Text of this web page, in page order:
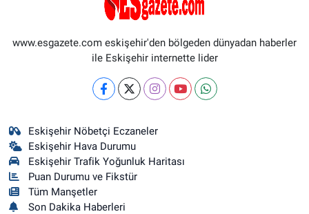
www.esgazete.com eskişehir'den bölgeden dünyadan haberler
ile Eskişehir internette lider
Eskişehir Nöbetçi Eczaneler
Eskişehir Hava Durumu
Eskişehir Trafik Yoğunluk Haritası
Puan Durumu ve Fikstür
Tüm Manşetler
Son Dakika Haberleri